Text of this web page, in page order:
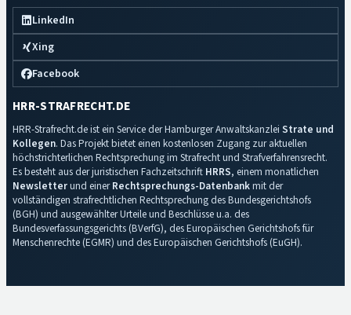
LinkedIn
Xing
Facebook
HRR-STRAFRECHT.DE
HRR-Strafrecht.de ist ein Service der Hamburger Anwaltskanzlei Strate und
Kollegen. Das Projekt bietet einen kostenlosen Zugang zur aktuellen
höchstrichterlichen Rechtsprechung im Strafrecht und Strafverfahrensrecht.
Es besteht aus der juristischen Fachzeitschrift HRRS, einem monatlichen
Newsletterund einerRechtsprechungs-Datenbankmit der
vollständigen strafrechtlichen Rechtsprechung des Bundesgerichtshofs
(BGH) und ausgewählter Urteile und Beschlüsse u.a. des
Bundesverfassungsgerichts (BVerfG), des Europäischen Gerichtshofs für
Menschenrechte (EGMR) und des Europäischen Gerichtshofs (EuGH).
Impressum·Datenschutz